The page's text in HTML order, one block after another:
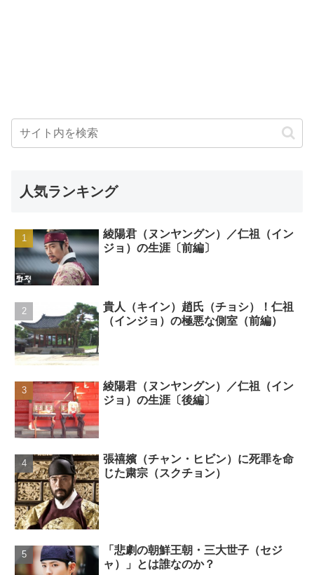
人気ランキング
綾陽君（ヌンヤングン）／仁祖（イン
ジョ）の生涯〔前編〕
貴人（キイン）趙氏（チョシ）！仁祖
（インジョ）の極悪な側室（前編）
綾陽君（ヌンヤングン）／仁祖（イン
ジョ）の生涯〔後編〕
張禧嬪（チャン・ヒビン）に死罪を命
じた粛宗（スクチョン）
「悲劇の朝鮮王朝・三大世子（セジ
ャ）」とは誰なのか？